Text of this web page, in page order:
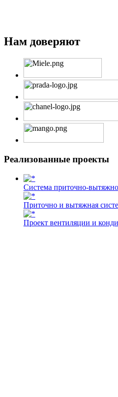
Нам доверяют
Реализованные проекты
Cистема приточно-
Приточно и вытяжная
Проект вентиляции и